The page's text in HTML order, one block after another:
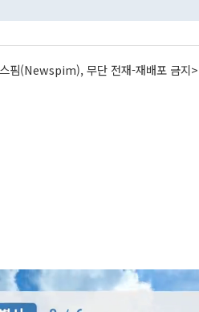
핌(Newspim), 무단 전재-재배포 금지>